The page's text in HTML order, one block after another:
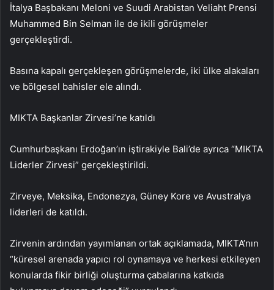
İtalya Başbakanı Meloni ve Suudi Arabistan Veliaht Prensi
Muhammed Bin Selman ile de ikili görüşmeler
gerçekleştirdi.
Basına kapalı gerçekleşen görüşmelerde, iki ülke alakaları
ve bölgesel bahisler ele alındı.
MIKTA Başkanlar Zirvesi’ne katıldı
Cumhurbaşkanı Erdoğan’ın iştirakiyle Bali’de ayrıca “MIKTA
Liderler Zirvesi” gerçekleştirildi.
Zirveye, Meksika, Endonezya, Güney Kore ve Avustralya
liderleri de katıldı.
Zirvenin ardından yayımlanan ortak açıklamada, MIKTA’nın
“küresel arenada yapıcı rol oynamaya ve herkesi etkileyen
konularda fikir birliği oluşturma çabalarına katkıda